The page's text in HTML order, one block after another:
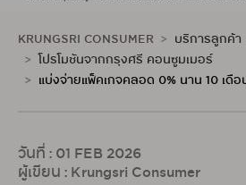
KRUNGSRI CONSUMER บริการลูกค้า
โปรโมชันจากกรุงศรี คอนซูมเมอร์
แบ่งจ่ายแพ็คเกจคลอด 0% นาน 10 เดือ
วันที่ : 01 FEB 2026
ผู้เขียน : Krungsri Consumer